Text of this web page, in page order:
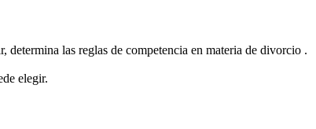
las reglas de competencia en materia de divorcio .
elegir.